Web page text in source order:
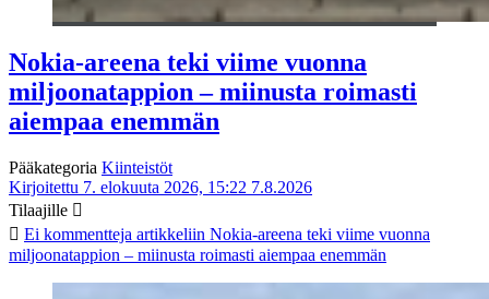
Nokia-areena teki viime vuonna
miljoonatappion – miinusta roimasti
aiempaa enemmän
Pääkategoria Kiinteistöt
Kirjoitettu 7. elokuuta 2026, 15:22 7.8.2026
Tilaajille
Ei kommentteja artikkeliin Nokia-areena teki viime vuonna
miljoonatappion – miinusta roimasti aiempaa enemmän